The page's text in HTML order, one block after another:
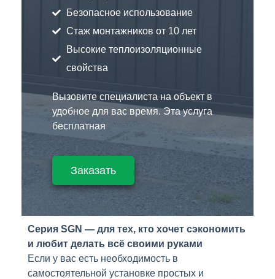
Безопасное использование
Стаж монтажников от 10 лет
Высокие теплоизоляционные
свойства
Вызовите специалиста на объект в
удобное для вас время. Эта услуга
бесплатная
Заказать
Серия SGN — для тех, кто хочет сэкономить
и любит делать всё своими руками
Если у вас есть необходимость в
самостоятельной установке простых и